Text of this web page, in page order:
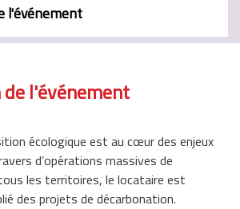
l'événement
l'événement
écologique est au cœur des enjeux
d’opérations massives de
les territoires, le locataire est
des projets de décarbonation.